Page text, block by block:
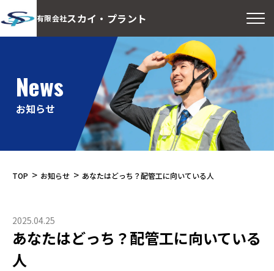
有限会社スカイ・プラント
News
お知らせ
TOP > お知らせ > あなたはどっち？配管工に向いている人
2025.04.25
あなたはどっち？配管工に向いている
人